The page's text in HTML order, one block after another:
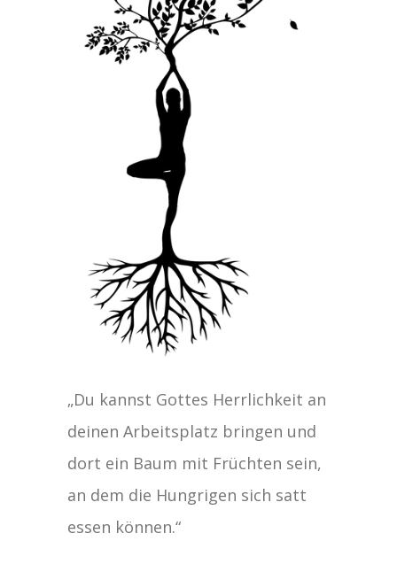
„Du kannst Gottes Herrlichkeit an
deinen Arbeitsplatz bringen und
dort ein Baum mit Früchten sein,
an dem die Hungrigen sich satt
essen können.“